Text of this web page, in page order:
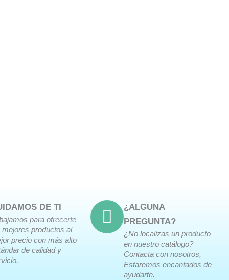
DE TI
para ofrecerte
mejores productos al
precio con más alto
de calidad y
¿ALGUNA
PREGUNTA?
¿No localizas un producto
en nuestro catálogo?
Contacta con nosotros,
Estaremos encantados de
ayudarte.